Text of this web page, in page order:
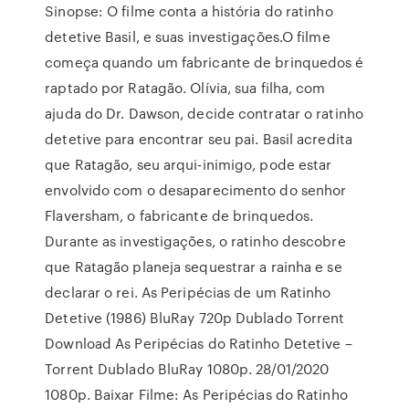
Sinopse: O filme conta a história do ratinho
detetive Basil, e suas investigações.O filme
começa quando um fabricante de brinquedos é
raptado por Ratagão. Olívia, sua filha, com
ajuda do Dr. Dawson, decide contratar o ratinho
detetive para encontrar seu pai. Basil acredita
que Ratagão, seu arqui-inimigo, pode estar
envolvido com o desaparecimento do senhor
Flaversham, o fabricante de brinquedos.
Durante as investigações, o ratinho descobre
que Ratagão planeja sequestrar a rainha e se
declarar o rei. As Peripécias de um Ratinho
Detetive (1986) BluRay 720p Dublado Torrent
Download As Peripécias do Ratinho Detetive –
Torrent Dublado BluRay 1080p. 28/01/2020
1080p. Baixar Filme: As Peripécias do Ratinho